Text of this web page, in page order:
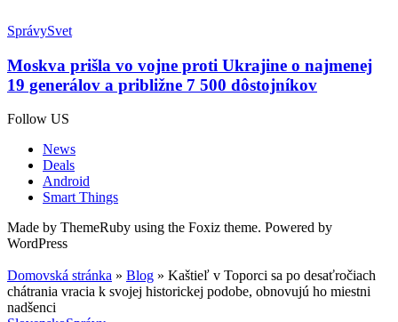
SprávySvet
Moskva prišla vo vojne proti Ukrajine o najmenej
19 generálov a približne 7 500 dôstojníkov
Follow US
News
Deals
Android
Smart Things
Made by ThemeRuby using the Foxiz theme. Powered by
WordPress
Domovská stránka » Blog » Kaštieľ v Toporci sa po desaťročiach
chátrania vracia k svojej historickej podobe, obnovujú ho miestni
nadšenci